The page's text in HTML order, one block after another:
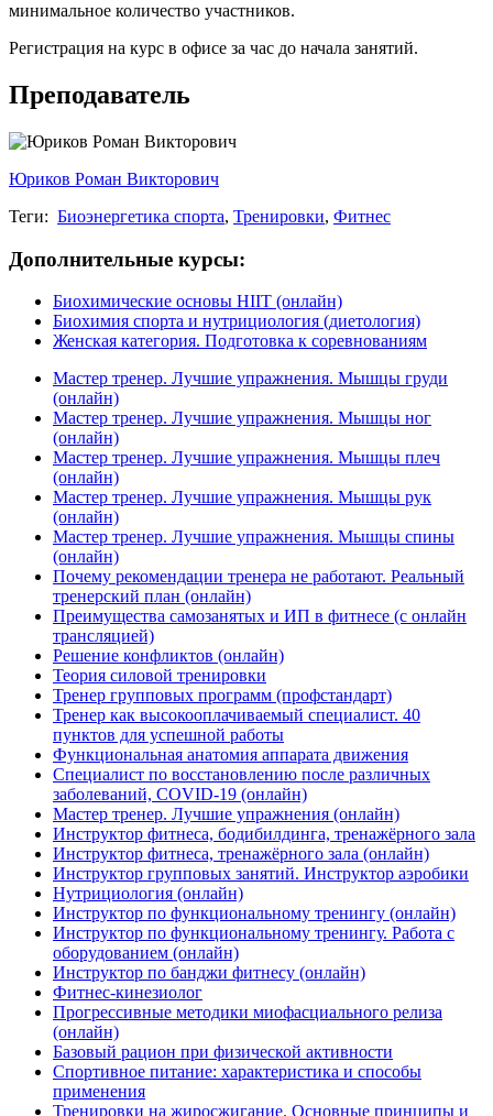
минимальное количество участников.
Регистрация на курс в офисе за час до начала занятий.
Преподаватель
Юриков Роман Викторович
Теги: Биоэнергетика спорта, Тренировки, Фитнес
Дополнительные курсы:
Биохимические основы HIIT (онлайн)
Биохимия спорта и нутрициология (диетология)
Женская категория. Подготовка к соревнованиям
Мастер тренер. Лучшие упражнения. Мышцы груди
(онлайн)
Мастер тренер. Лучшие упражнения. Мышцы ног
(онлайн)
Мастер тренер. Лучшие упражнения. Мышцы плеч
(онлайн)
Мастер тренер. Лучшие упражнения. Мышцы рук
(онлайн)
Мастер тренер. Лучшие упражнения. Мышцы спины
(онлайн)
Почему рекомендации тренера не работают. Реальный
тренерский план (онлайн)
Преимущества самозанятых и ИП в фитнесе (с онлайн
трансляцией)
Решение конфликтов (онлайн)
Теория силовой тренировки
Тренер групповых программ (профстандарт)
Тренер как высокооплачиваемый специалист. 40
пунктов для успешной работы
Функциональная анатомия аппарата движения
Специалист по восстановлению после различных
заболеваний, COVID-19 (онлайн)
Мастер тренер. Лучшие упражнения (онлайн)
Инструктор фитнеса, бодибилдинга, тренажёрного зала
Инструктор фитнеса, тренажёрного зала (онлайн)
Инструктор групповых занятий. Инструктор аэробики
Нутрициология (онлайн)
Инструктор по функциональному тренингу (онлайн)
Инструктор по функциональному тренингу. Работа с
оборудованием (онлайн)
Инструктор по банджи фитнесу (онлайн)
Фитнес-кинезиолог
Прогрессивные методики миофасциального релиза
(онлайн)
Базовый рацион при физической активности
Спортивное питание: характеристика и способы
применения
Тренировки на жиросжигание. Основные принципы и